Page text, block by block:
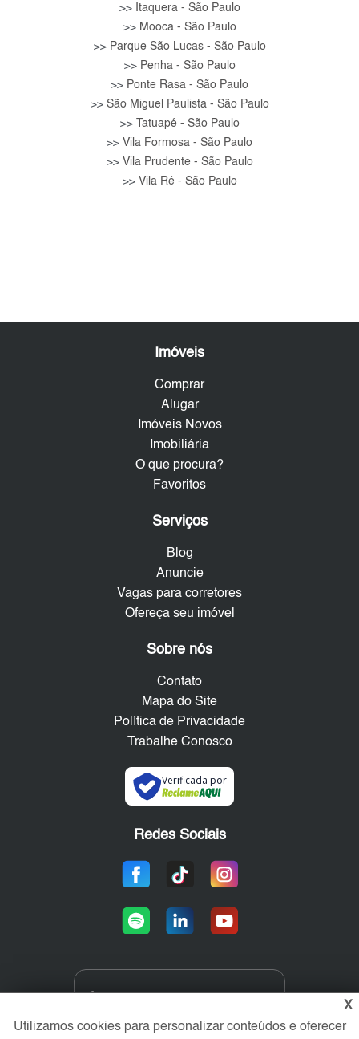
>> Itaquera - São Paulo
>> Mooca - São Paulo
>> Parque São Lucas - São Paulo
>> Penha - São Paulo
>> Ponte Rasa - São Paulo
>> São Miguel Paulista - São Paulo
>> Tatuapé - São Paulo
>> Vila Formosa - São Paulo
>> Vila Prudente - São Paulo
>> Vila Ré - São Paulo
Imóveis
Comprar
Alugar
Imóveis Novos
Imobiliária
O que procura?
Favoritos
Serviços
Blog
Anuncie
Vagas para corretores
Ofereça seu imóvel
Sobre nós
Contato
Mapa do Site
Política de Privacidade
Trabalhe Conosco
Verificada por
Redes Sociais
X
Utilizamos cookies para personalizar conteúdos e oferecer